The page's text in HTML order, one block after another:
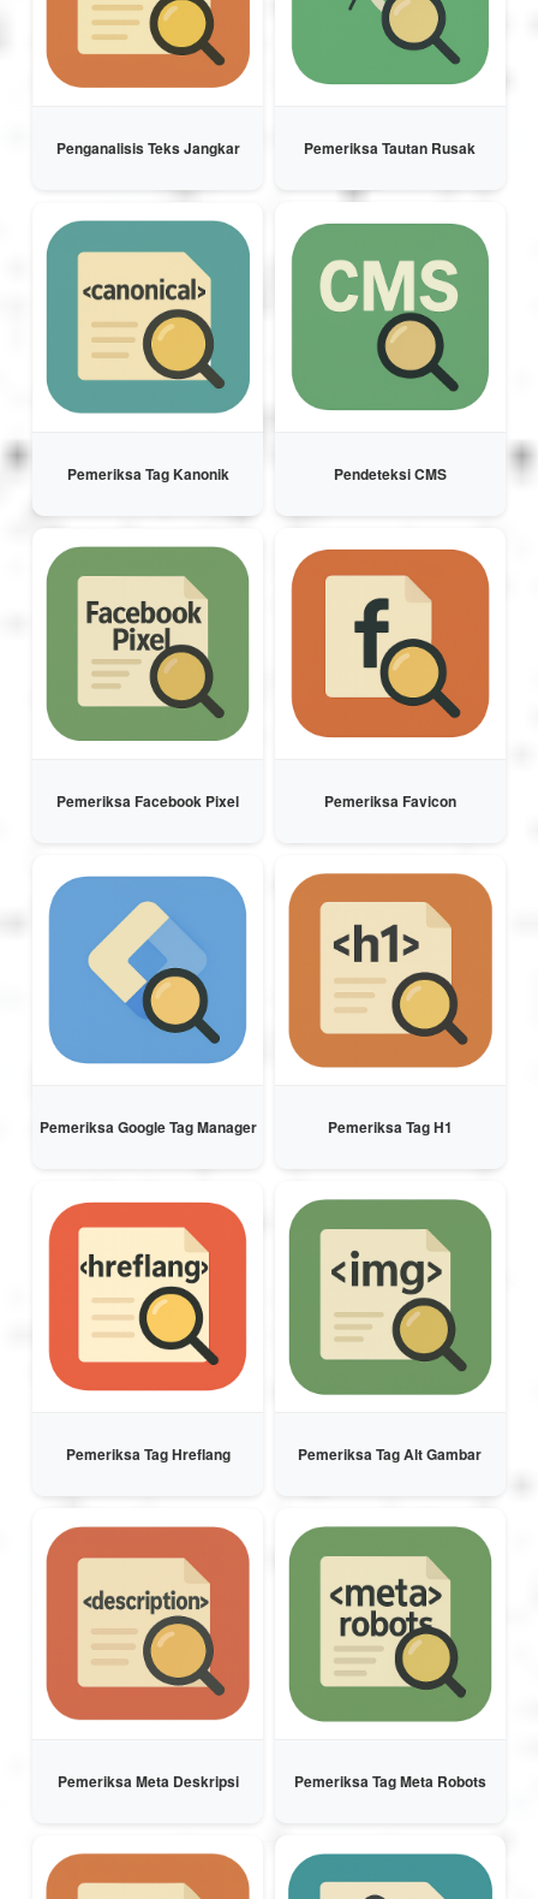
Dansk
Ελληνικά
Română
Magyar
Bahasa Indonesia
Українська
Penganalisis Teks Jangkar Pemeriksa Tautan Rusak
Pemeriksa Tag Kanonik Pendeteksi CMS
Pemeriksa Facebook Pixel Pemeriksa Favicon
Pemeriksa Google Tag Manager Pemeriksa Tag H1
Pemeriksa Tag Hreflang Pemeriksa Tag Alt Gambar
Pemeriksa Meta Deskripsi Pemeriksa Tag Meta Robots